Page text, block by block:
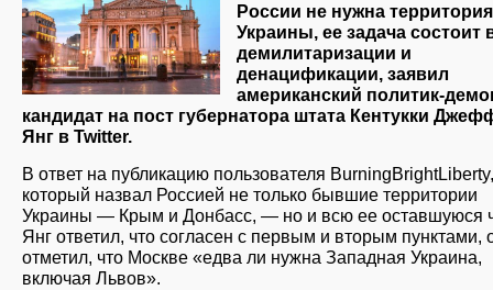
России не нужна
Украины, ее задача состоит
демилитаризации и
денацификации, заявил
американский политик-
кандидат на пост губернатора штата Кентукки
Янг в Twitter.
В ответ на публикацию пользователя BurningBrightLiberty,
который назвал Россией не только бывшие территории
Украины — Крым и Донбасс, — но и всю ее оставшуюся
Янг ответил, что согласен с первым и вторым пунктами,
отметил, что Москве «едва ли нужна Западная Украина,
включая Львов».